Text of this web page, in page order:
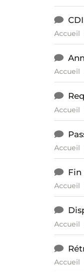
Accueil
Accueil
Accueil
Accueil
Fin
Accueil
Accueil
Accueil